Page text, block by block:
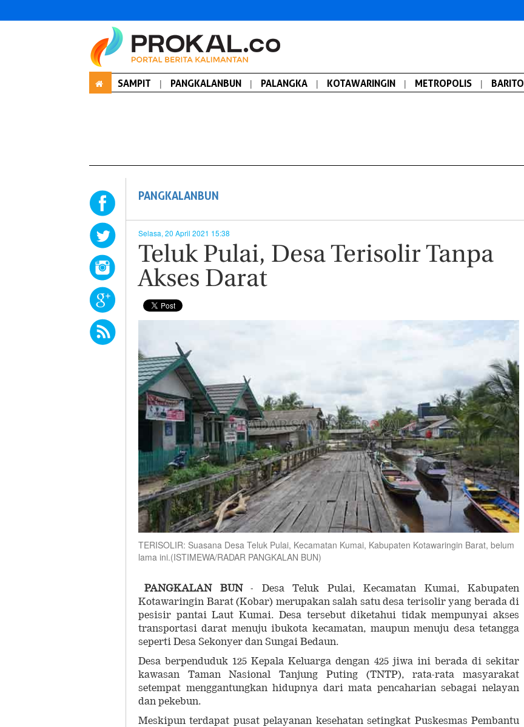
SAMPIT | PANGKALANBUN | PALANGKA | KOTAWARINGIN | METROPOLIS | BARITO
PANGKALANBUN
Selasa, 20 April 2021 15:38
Teluk Pulai, Desa Terisolir Tanpa
Akses Darat
TERISOLIR: Suasana Desa Teluk Pulai, Kecamatan Kumai, Kabupaten Kotawaringin Barat, belum
lama ini.(ISTIMEWA/RADAR PANGKALAN BUN)
PANGKALAN BUN- Desa Teluk Pulai, Kecamatan Kumai, Kabupaten
Kotawaringin Barat (Kobar) merupakan salah satu desa terisolir yang berada di
pesisir pantai Laut Kumai. Desa tersebut diketahui tidak mempunyai akses
transportasi darat menuju ibukota kecamatan, maupun menuju desa tetangga
seperti Desa Sekonyer dan Sungai Bedaun.
Desa berpenduduk 125 Kepala Keluarga dengan 425 jiwa ini berada di sekitar
kawasan Taman Nasional Tanjung Puting (TNTP), rata-rata masyarakat
setempat menggantungkan hidupnya dari mata pencaharian sebagai nelayan
dan pekebun.
Meskipun terdapat pusat pelayanan kesehatan setingkat Puskesmas Pembantu